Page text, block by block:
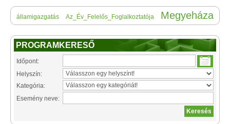
államigazgatás Az_Év_Felelős_Foglalkoztatója Megyeháza
PROGRAMKERESŐ
Időpont:
Helyszín:
Kategória:
Esemény neve: